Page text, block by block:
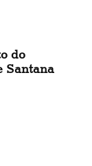
do
Santana